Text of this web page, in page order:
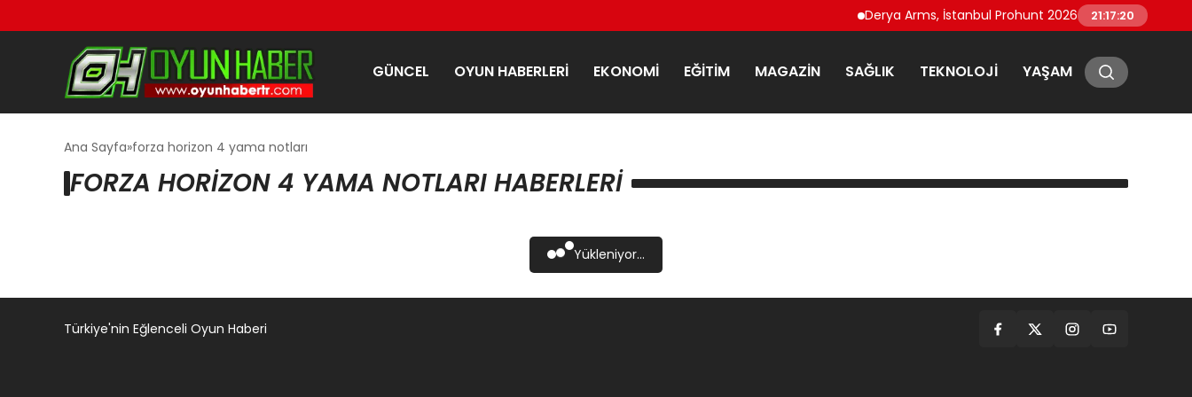
Derya Arms, İstanbul Prohunt 2026’da yeni nesil
21:17:20
GÜNCEL OYUN HABERLERI EKONOMI EĞITIM MAGAZIN SAĞLIK TEKNOLOJI YAŞAM
Ana Sayfa forza horizon 4 yama notları
FORZA HORIZON 4 YAMA NOTLARI HABERLERI
Yükleniyor...
Türkiye'nin Eğlenceli Oyun Haberi